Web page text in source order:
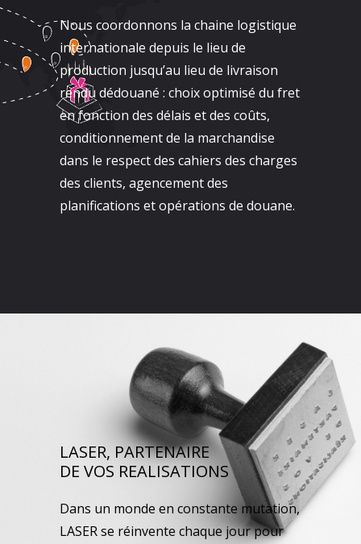
Nous coordonnons la chaine logistique
internationale depuis le lieu de
production jusqu’au lieu de livraison
rendu dédouané : choix optimisé du fret
en fonction des délais et des coûts,
conditionnement de la marchandise
dans le respect des cahiers des charges
des clients, agencement des
planifications et opérations de douane.
LASER, PARTENAIRE
DE VOS REALISATIONS
Dans un monde en constante mutation,
LASER se réinvente chaque jour pour